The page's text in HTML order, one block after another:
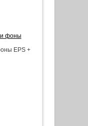
и фоны
EPS +